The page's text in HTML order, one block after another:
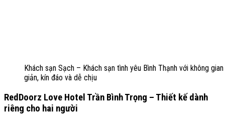
Khách sạn Sạch – Khách sạn tình yêu Bình Thạnh với không
giản, kín đáo và dễ chịu
RedDoorz Love Hotel Trần Bình Trọng – Thiết kế dành
riêng cho hai người